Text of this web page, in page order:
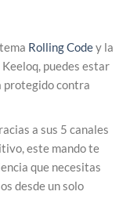
Rolling Codey la
puedes estar
protegido contra
a sus 5 canales
este mando te
que necesitas
desde un solo